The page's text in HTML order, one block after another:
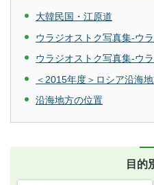
大韓民国・江原道
ウラジオストク写真集-ウ
ウラジオストク写真集-ウ
＜2015年度＞ロシア沿海
沿海地方の位置
目的